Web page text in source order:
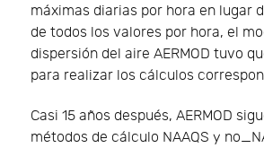
máximas diarias por hora en lugar
de todos los valores por hora, el
dispersión del aire AERMOD tuvo
para realizar los cálculos
Casi 15 años después, AERMOD
métodos de cálculo NAAQS y